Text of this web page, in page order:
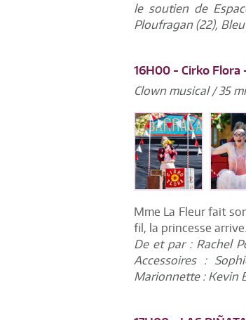
le soutien de
Ploufragan (22),
16H00 - Cirko Flora
Clown musical / 35
Mme La Fleur fait
fil, la princesse arrive.
De et par : Rachel
Accessoires :
Marionnette : Kevin